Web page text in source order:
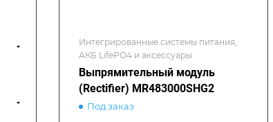
Интегрированные системы питания,
АКБ LifePO4 и аксессуары
Выпрямительный модуль
(Rectifier) MR483000SHG2
Под заказ